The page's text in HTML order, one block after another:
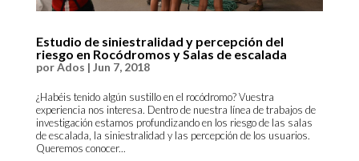
Estudio de siniestralidad y percepción del
riesgo en Rocódromos y Salas de escalada
porAdos | Jun 7, 2018
¿Habéis tenido algún sustillo en el rocódromo? Vuestra
experiencia nos interesa. Dentro de nuestra línea de trabajos de
investigación estamos profundizando en los riesgo de las salas
de escalada, la siniestralidad y las percepción de los usuarios.
Queremos conocer...